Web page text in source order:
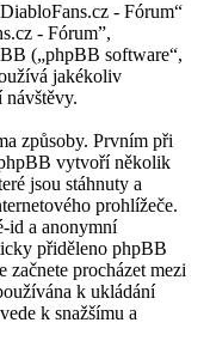
- Fórum“
- Fórum”,
(„phpBB software“,
jakékoliv
návštěvy.
způsoby. Prvním při
vytvoří několik
jsou stáhnuty a
prohlížeče.
id a anonymní
přiděleno phpBB
procházet mezi
k ukládání
k snažšímu a